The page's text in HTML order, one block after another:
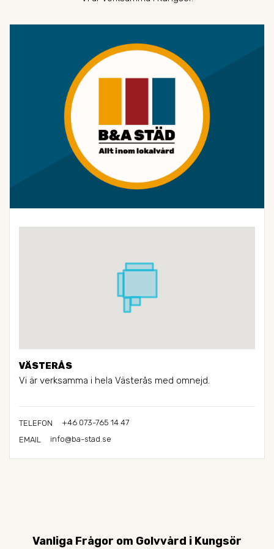
VÄSTERÅS
Vi är verksamma i hela Västerås med omnejd.
TELEFON
+46 073-765 14 47
EMAIL
info@ba-stad.se
Vanliga Frågor om Golvvård i Kungsör